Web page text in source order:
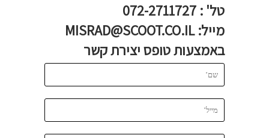
טל' : 072-2711727
מייל: MISRAD@SCOOT.CO.IL
באמצעות טופס יצירת קשר